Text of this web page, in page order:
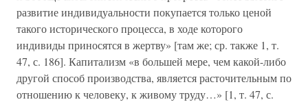
развитие индивидуальности покупается только ценой
такого исторического процесса, в ходе которого
индивиды приносятся в жертву» [там же; ср. также 1, т.
47, с. 186]. Капитализм «в большей мере, чем какой-либо
другой способ производства, является расточительным по
отношению к человеку, к живому труду…» [1, т. 47, с.